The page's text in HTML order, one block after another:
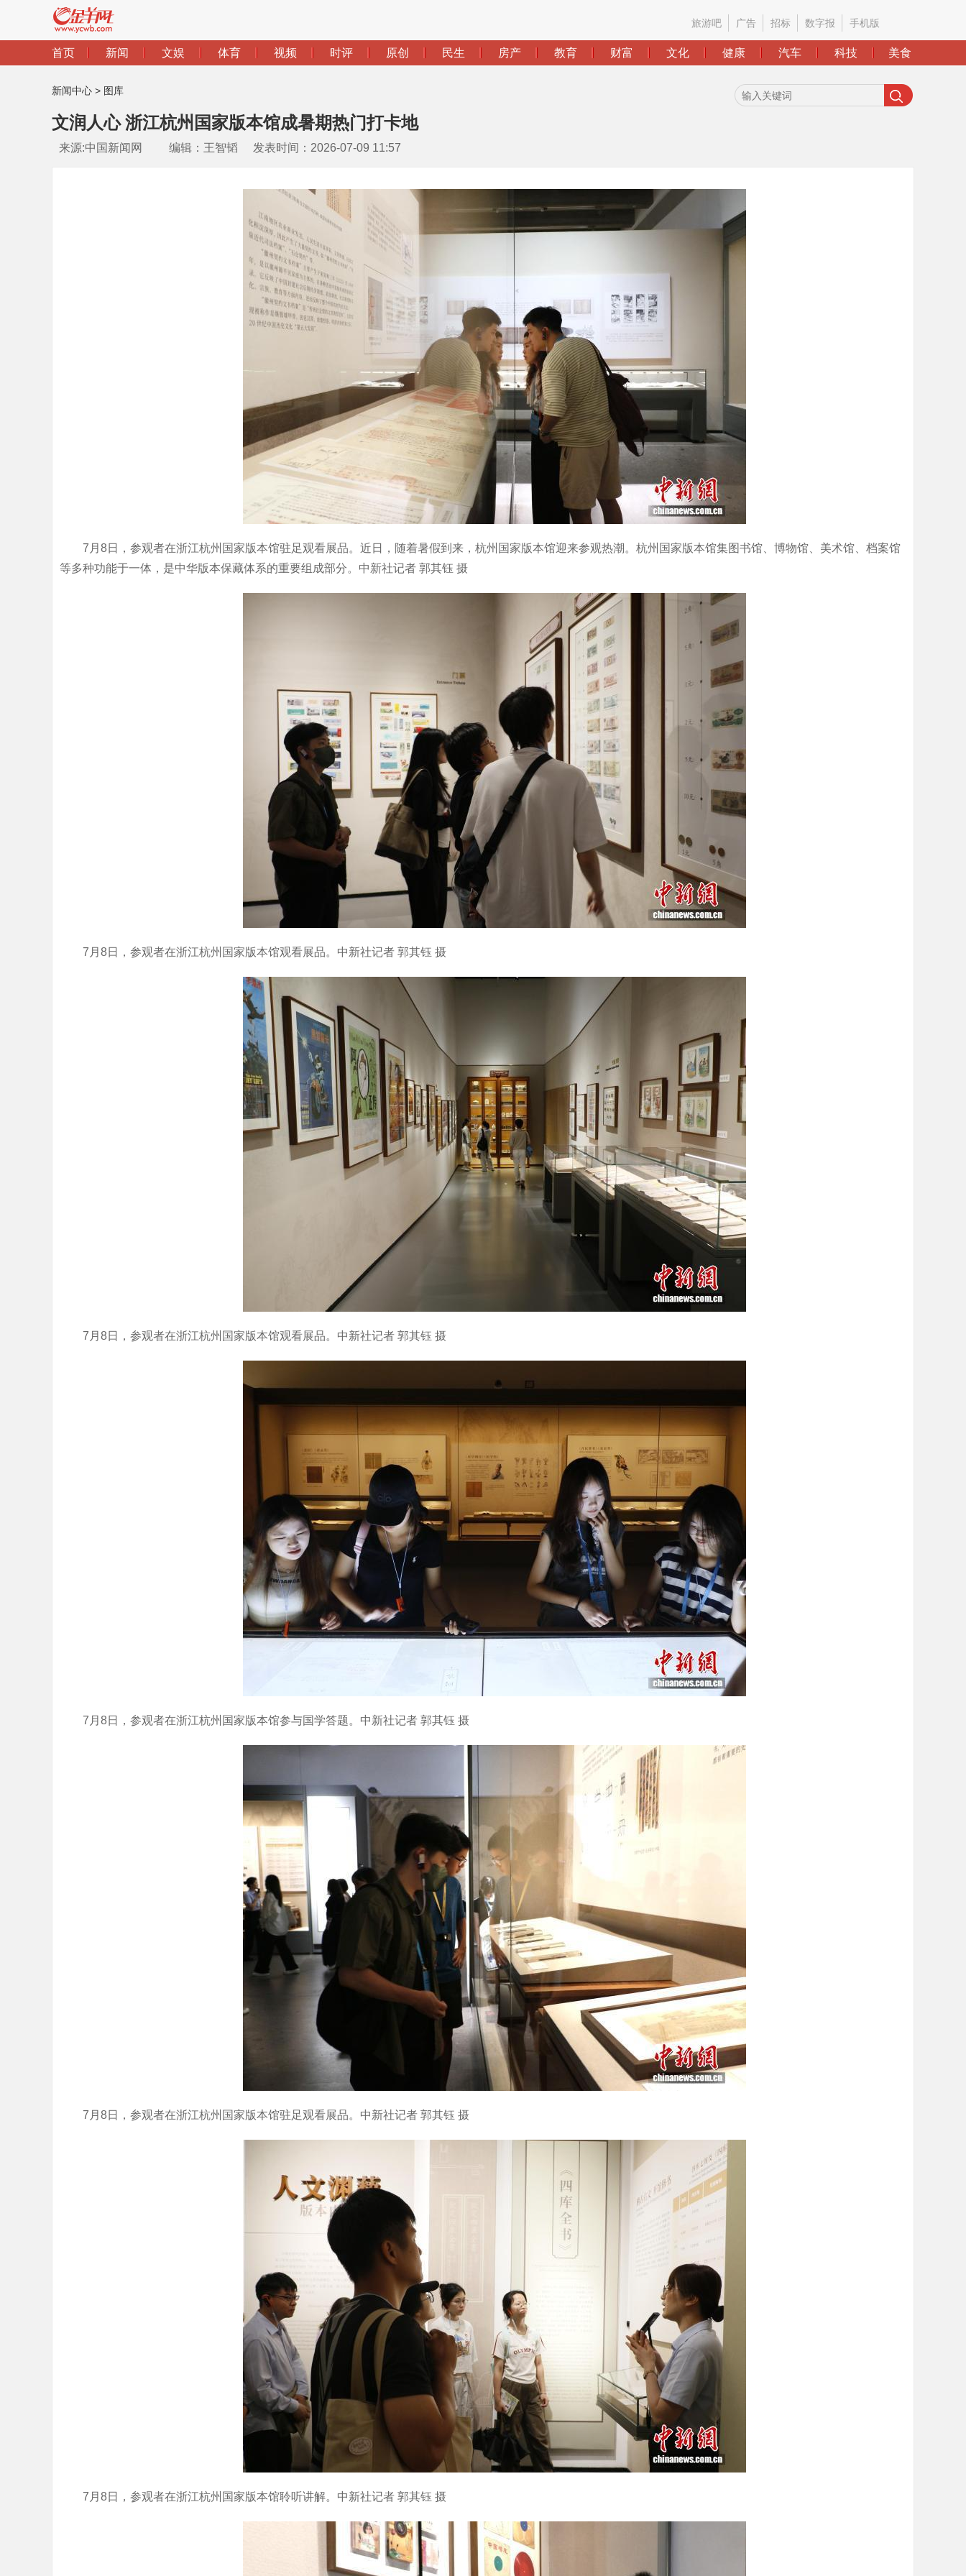
新闻中心 > 图库
文润人心 浙江杭州国家版本馆成暑期热门打卡地
来源:中国新闻网 编辑：王智韬 发表时间：2026-07-09 11:57
7月8日，参观者在浙江杭州国家版本馆驻足观看展品。近日，随着暑假到来，杭州国家版本馆迎来参观热潮。杭州国家版本馆集图书馆、博物馆、美术馆、档案馆
等多种功能于一体，是中华版本保藏体系的重要组成部分。中新社记者 郭其钰 摄
7月8日，参观者在浙江杭州国家版本馆观看展品。中新社记者 郭其钰 摄
7月8日，参观者在浙江杭州国家版本馆观看展品。中新社记者 郭其钰 摄
7月8日，参观者在浙江杭州国家版本馆参与国学答题。中新社记者 郭其钰 摄
7月8日，参观者在浙江杭州国家版本馆驻足观看展品。中新社记者 郭其钰 摄
7月8日，参观者在浙江杭州国家版本馆聆听讲解。中新社记者 郭其钰 摄